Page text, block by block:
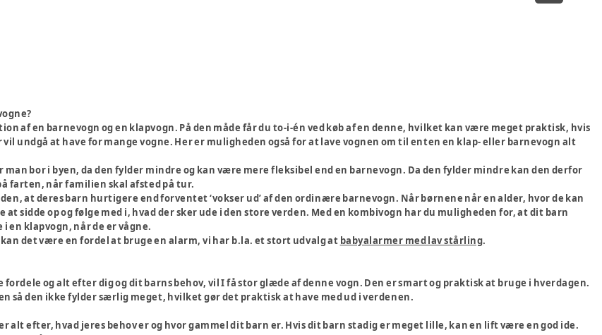
af en barnevogn og en klapvogn. På den måde får du to-i-én ved køb af en denne, hvilket kan være meget praktisk, hvis
vil undgå at have for mange vogne. Her er muligheden også for at lave vognen om til enten en klap- eller barnevogn alt
bor i byen, da den fylder mindre og kan være mere fleksibel end en barnevogn. Da den fylder mindre kan den derfor
farten, når familien skal afsted på tur.
at deres barn hurtigere end forventet ‘vokser ud’ af den ordinære barnevogn. Når børnene når en alder, hvor de kan
sidde op og følge med i, hvad der sker ude i den store verden. Med en kombivogn har du muligheden for, at dit barn
i en klapvogn, når de er vågne.
det være en fordel at bruge en alarm, vi har b.la. et stort udvalg at babyalarmer med lav stårling.
og alt efter dig og dit barns behov, vil I få stor glæde af denne vogn. Den er smart og praktisk at bruge i hverdagen.
så den ikke fylder særlig meget, hvilket gør det praktisk at have med ud i verdenen.
alt efter, hvad jeres behov er og hvor gammel dit barn er. Hvis dit barn stadig er meget lille, kan en lift være en god ide.